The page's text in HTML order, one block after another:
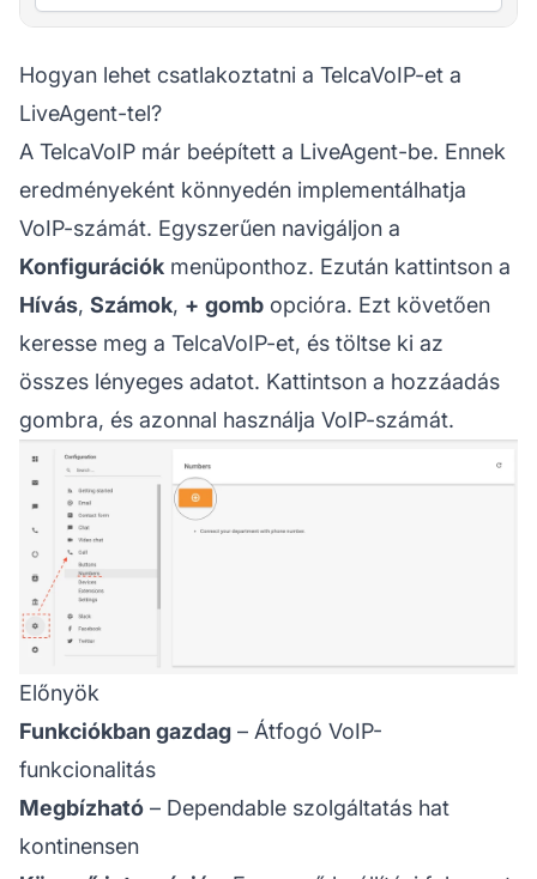
Hogyan lehet csatlakoztatni a TelcaVoIP-et a
LiveAgent-tel?
A TelcaVoIP már beépített a LiveAgent-be. Ennek
eredményeként könnyedén implementálhatja
VoIP-számát. Egyszerűen navigáljon a
Konfigurációk menüponthoz. Ezután kattintson a
Hívás, Számok, + gomb opcióra. Ezt követően
keresse meg a TelcaVoIP-et, és töltse ki az
összes lényeges adatot. Kattintson a hozzáadás
gombra, és azonnal használja VoIP-számát.
Előnyök
Funkciókban gazdag – Átfogó VoIP-
funkcionalitás
Megbízható – Dependable szolgáltatás hat
kontinensen